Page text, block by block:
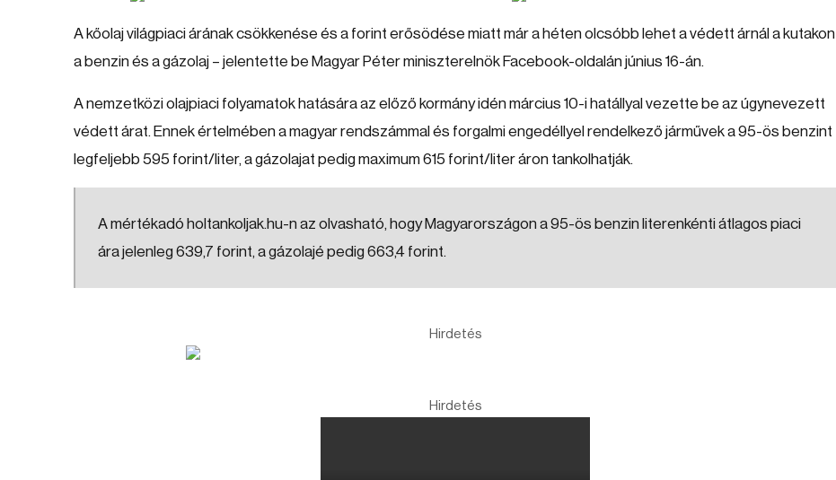
A kőolaj világpiaci árának csökkenése és a forint erősödése miatt már a héten olcsóbb lehet a védett árnál a kutakon
a benzin és a gázolaj – jelentette be Magyar Péter miniszterelnök Facebook-oldalán június 16-án.
A nemzetközi olajpiaci folyamatok hatására az előző kormány idén március 10-i hatállyal vezette be az úgynevezett
védett árat. Ennek értelmében a magyar rendszámmal és forgalmi engedéllyel rendelkező járművek a 95-ös benzint
legfeljebb 595 forint/liter, a gázolajat pedig maximum 615 forint/liter áron tankolhatják.
A mértékadó holtankoljak.hu-n az olvasható, hogy Magyarországon a 95-ös benzin literenkénti átlagos piaci
ára jelenleg 639,7 forint, a gázolajé pedig 663,4 forint.
Hirdetés
Hirdetés